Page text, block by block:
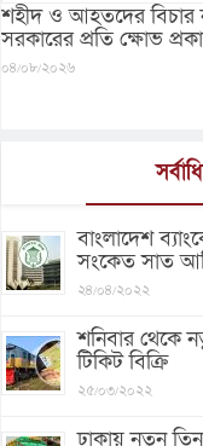
শহীদ ও আহতদের
সরকারের প্রতি ক্ষোভ
০৪/০৮/২০২৬
বাংলাদেশ
সংকেত সাত
২৪/০৪/২০২২
শনিবার থেকে
টিকিট বিক্রি
২৫/০৩/২০২২
ঢাকায় নতুন